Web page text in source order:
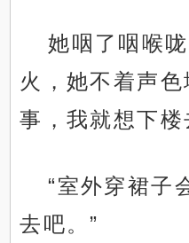
她咽了咽喉
火，她不着声
事，我就想下楼
“室外穿裙子
去吧。”